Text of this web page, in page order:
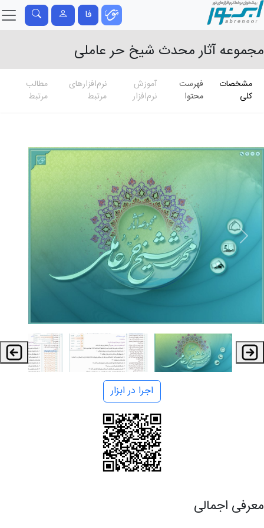
فا
مجموعه آثار محدث شیخ حر عاملی
مشخصات
کلی
فهرست
محتوا
آموزش
نرم‌افزار
نرم‌افزارهای
مرتبط
مطالب
مرتبط
اجرا در ابزار
معرفی اجمالی